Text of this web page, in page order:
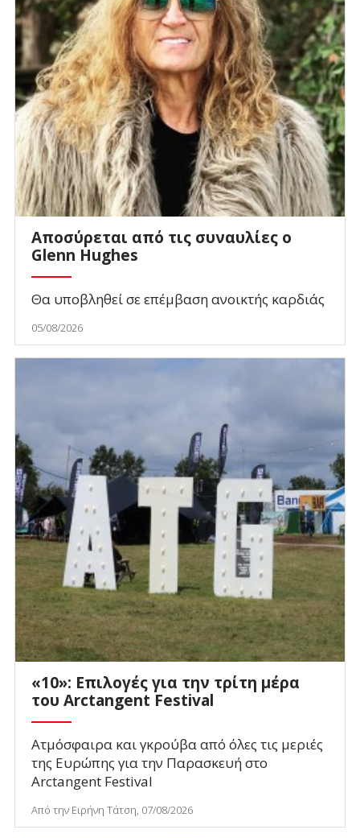
Αποσύρεται από τις συναυλίες ο
Glenn Hughes
Θα υποβληθεί σε επέμβαση ανοικτής καρδιάς
05/08/2026
«10»: Επιλογές για την τρίτη μέρα
του Arctangent Festival
Ατμόσφαιρα και γκρούβα από όλες τις μεριές
της Ευρώπης για την Παρασκευή στο
Arctangent Festival
Από την Ειρήνη Τάτση, 07/08/2026